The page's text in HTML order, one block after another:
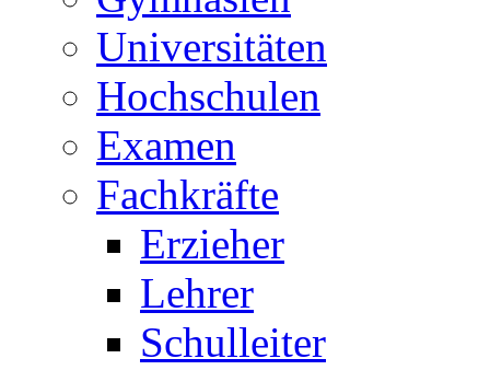
Universitäten
Hochschulen
Examen
Fachkräfte
Erzieher
Lehrer
Schulleiter